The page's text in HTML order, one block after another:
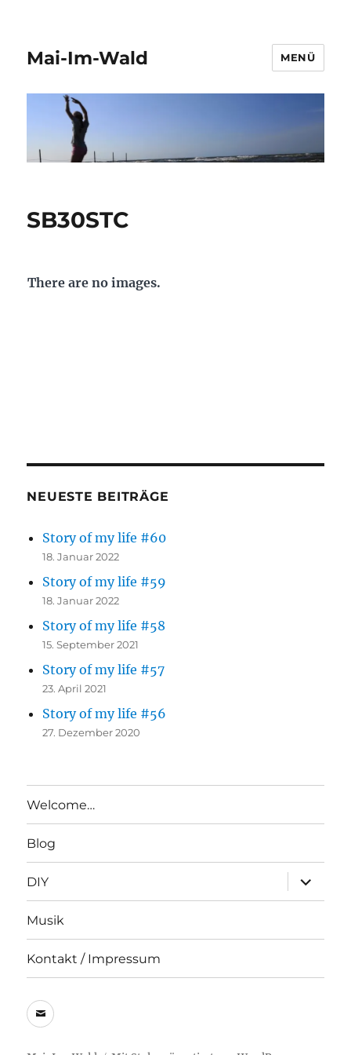
Mai-Im-Wald MENÜ
SB30STC
There are no images.
NEUESTE BEITRÄGE
Story of my life #60
18. Januar 2022
Story of my life #59
18. Januar 2022
Story of my life #58
15. September 2021
Story of my life #57
23. April 2021
Story of my life #56
27. Dezember 2020
Welcome…
Blog
DIY
anzeigen
Musik
Kontakt / Impressum
E-